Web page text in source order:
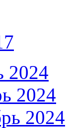
2024
2024
2024